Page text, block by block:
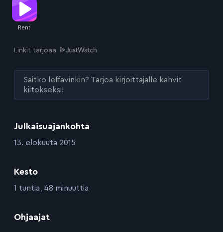
Julkaisuajankohta
:13. elokuuta 2015
Kesto
:1 tuntia, 48 minuuttia
Ohjaajat
Linkit tarjoaa
Saitko leffavinkin? Tarjoa kirjoittajalle kahvit
kiitokseksi!